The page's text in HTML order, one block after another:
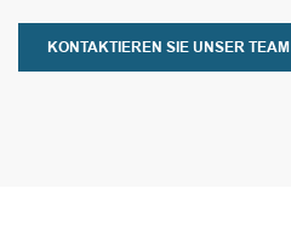
KONTAKTIEREN SIE UNSER TEAM